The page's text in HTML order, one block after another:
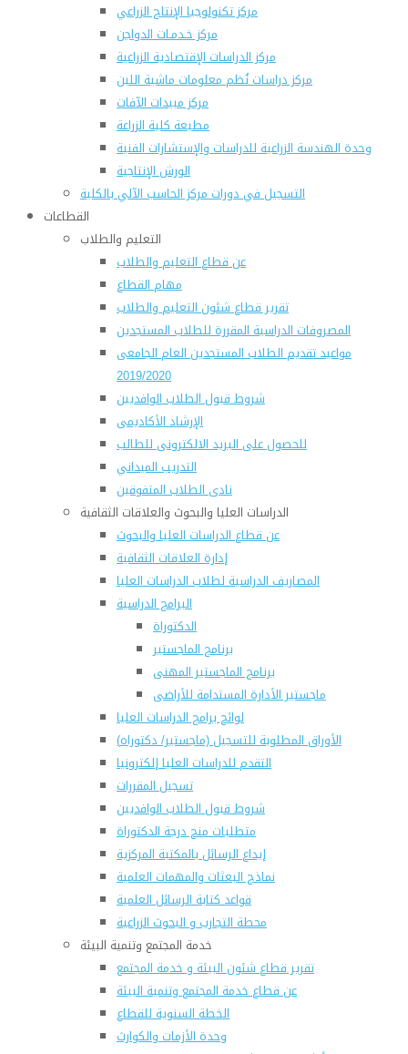
مركز تكنولوجيا الإنتاج الزراعي
مركز خـدمـات الدواجن
مركز الدراسات الإقتصادية الزراعية
مركز دراسات نُظم معلومات ماشية اللبن
مركز مبيدات الآفات
مطبعة كلية الزراعة
وحدة الهندسة الزراعية للدراسات والإستشارات الفنية
الورش الإنتاجية
التسجيل في دورات مركز الحاسب الآلي بالكلية
القطاعات
التعليم والطلاب
عن قطاع التعليم والطلاب
مهام القطاع
تقرير قطاع شئون التعليم والطلاب
المصروفات الدراسية المقررة للطلاب المستجدين
مواعيد تقديم الطلاب المستجدين العام الجامعى
2019/2020
شروط قبول الطلاب الوافديين
الإرشاد الأكاديمى
للحصول على البريد الالكترونى للطالب
التدريب الميداني
نادى الطلاب المتفوقين
الدراسات العليا والبحوث والعلاقات الثقافية
عن قطاع الدراسات العليا والبحوث
إدارة العلاقات الثقافية
المصاريف الدراسية لطلاب الدراسات العليا
البرامج الدراسية
الدكتوراة
برنامج الماجستير
برنامج الماجستير المهنى
ماجستير الأدارة المستدامة للأراضى
لوائح برامج الدراسات العليا
(الأوراق المطلوبة للتسجيل (ماجستير/ دكتوراه
التقدم للدراسات العليا إلكترونيا
تسجيل المقررات
شروط قبول الطلاب الوافديين
متطلبات منح درجة الدكتوراة
إيداع الرسائل بالمكتبة المركزية
نماذج البعثات والمهمات العلمية
قواعد كتابة الرسائل العلمية
محطة التجارب و البحوث الزراعية
خدمة المجتمع وتنمية البيئة
تقرير قطاع شئون البيئة و خدمة المجتمع
عن قطاع خدمة المجتمع وتنمية البيئة
الخطة السنوية للقطاع
وحدة الأزمات والكوارث